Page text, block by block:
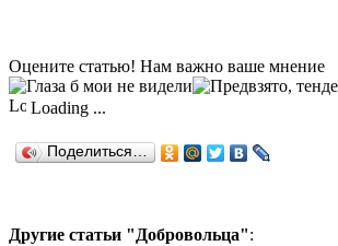
Оцените статью! Нам важно ваше мнение
Loading ...
Поделиться…
Другие статьи "Добровольца":